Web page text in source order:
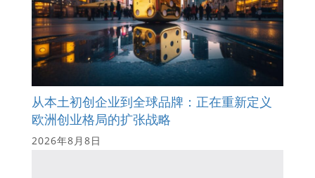
从本土初创企业到全球品牌：正在重新定义
欧洲创业格局的扩张战略
2026年8月8日